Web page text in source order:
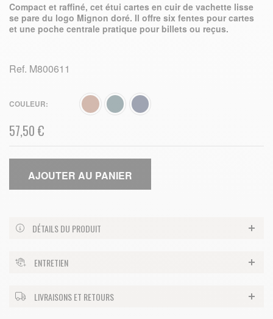
Compact et raffiné, cet étui cartes en cuir de vachette lisse
se pare du logo Mignon doré. Il offre six fentes pour cartes
et une poche centrale pratique pour billets ou reçus.
Ref. M800611
COULEUR
57,50 €
AJOUTER AU PANIER
DÉTAILS DU PRODUIT
ENTRETIEN
LIVRAISONS ET RETOURS